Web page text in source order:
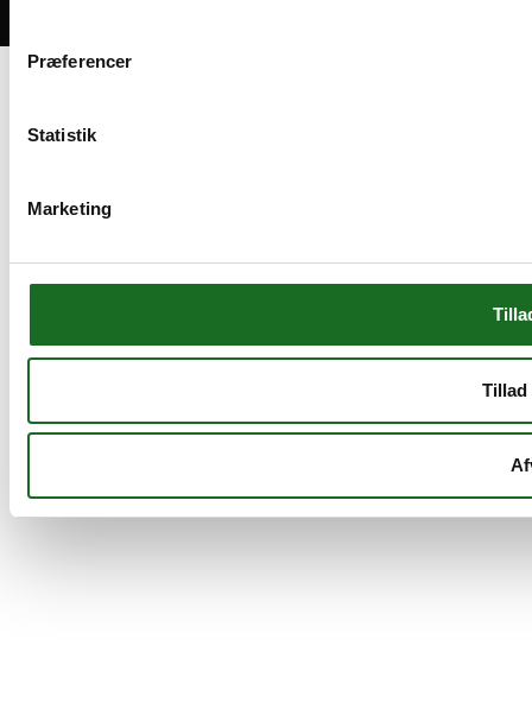
Præferencer
Statistik
Marketing
Tillad